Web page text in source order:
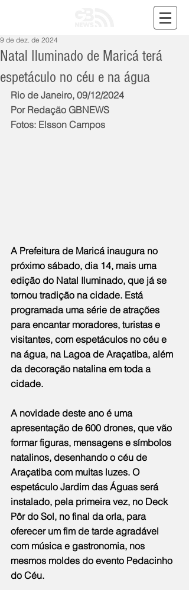
Natal Iluminado de Maricá terá
espetáculo no céu e na água
9 de dez. de 2024
Rio de Janeiro, 09/12/2024
Por Redação GBNEWS
Fotos: Elsson Campos
A Prefeitura de Maricá inaugura no
próximo sábado, dia 14, mais uma
edição do Natal Iluminado, que já se
tornou tradição na cidade. Está
programada uma série de atrações
para encantar moradores, turistas e
visitantes, com espetáculos no céu e
na água, na Lagoa de Araçatiba, além
da decoração natalina em toda a
cidade.
A novidade deste ano é uma
apresentação de 600 drones, que vão
formar figuras, mensagens e símbolos
natalinos, desenhando o céu de
Araçatiba com muitas luzes. O
espetáculo Jardim das Águas será
instalado, pela primeira vez, no Deck
Pôr do Sol, no final da orla, para
oferecer um fim de tarde agradável
com música e gastronomia, nos
mesmos moldes do evento Pedacinho
do Céu.